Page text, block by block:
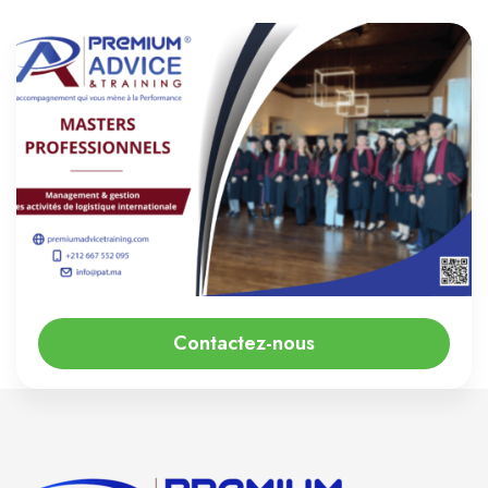
Etude de dossier préalable
Contactez-nous